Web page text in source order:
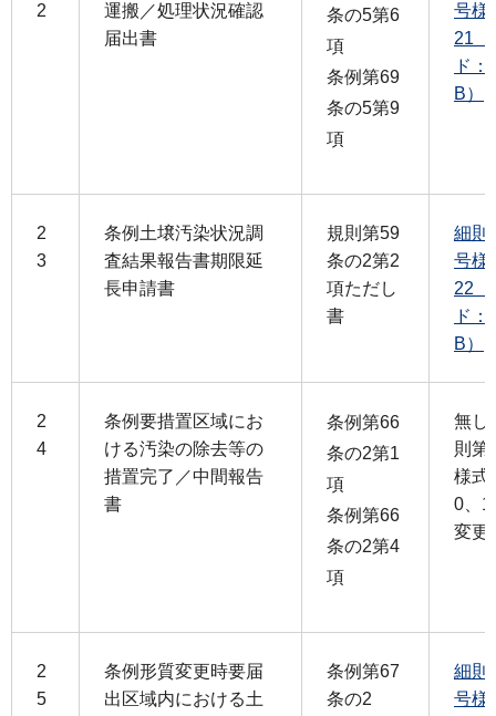
2
運搬／処理状況確認
届出書
条の5第6
項
条例第69
条の5第9
項
号様
21（
ド：
B）
2
3
条例土壌汚染状況調
査結果報告書期限延
長申請書
規則第59
条の2第2
項ただし
書
細則
号様
22（
ド：
B）
2
4
条例要措置区域にお
ける汚染の除去等の
措置完了／中間報告
書
条例第66
条の2第1
項
条例第66
条の2第4
項
無し
則第
様式
0、
変更
2
5
条例形質変更時要届
出区域内における土
条例第67
条の2
細則
号様